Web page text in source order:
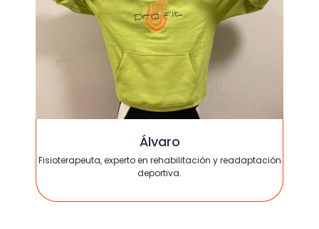
Álvaro
Fisioterapeuta, experto en rehabilitación y readaptación
deportiva.